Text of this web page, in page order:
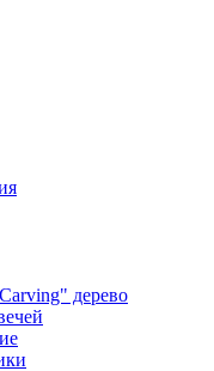
дерево